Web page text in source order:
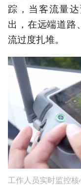
踪，当客流量
出，在远端道路
流过度扎堆。
工作人员实时监控核